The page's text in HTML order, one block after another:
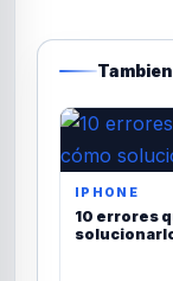
IPHONE
10 errores